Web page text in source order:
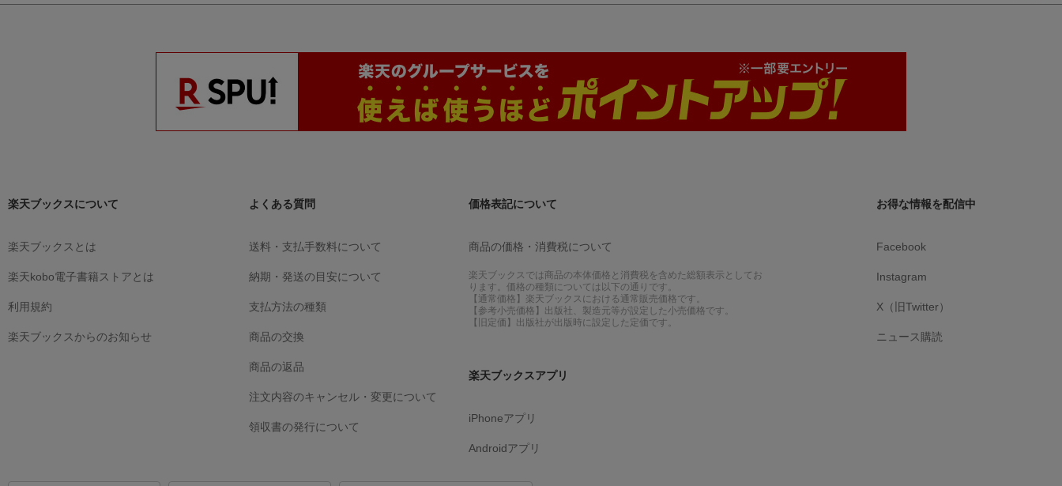
楽天ブックスについて
楽天ブックスとは
楽天kobo電子書籍ストアとは
利用規約
楽天ブックスからのお知らせ
よくある質問
送料・支払手数料について
納期・発送の目安について
支払方法の種類
商品の交換
商品の返品
注文内容のキャンセル・変更について
領収書の発行について
価格表記について
商品の価格・消費税について
楽天ブックスでは商品の本体価格と消費税を含めた総額表示としてお
ります。価格の種類については以下の通りです。
【通常価格】楽天ブックスにおける通常販売価格です。
【参考小売価格】出版社、製造元等が設定した小売価格です。
【旧定価】出版社が出版時に設定した定価です。
楽天ブックスアプリ
iPhoneアプリ
Androidアプリ
お得な情報を配信中
Facebook
Instagram
X（旧Twitter）
ニュース購読